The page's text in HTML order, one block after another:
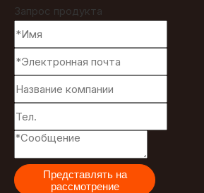
Запрос продукта
Представлять на
рассмотрение